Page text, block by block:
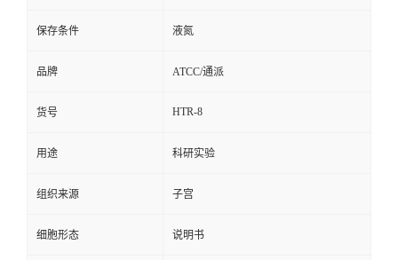
保存条件 液氮
品牌 ATCC/通派
货号 HTR-8
用途 科研实验
组织来源 子宫
细胞形态 说明书